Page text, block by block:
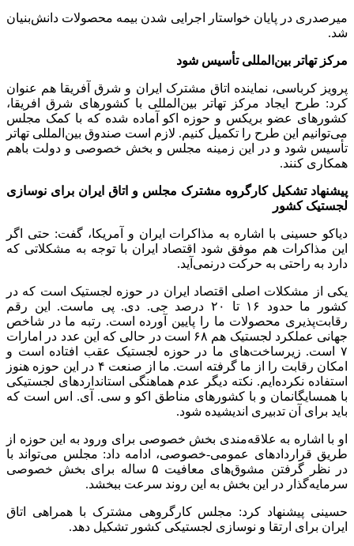
میرصدری در پایان خواستار اجرایی شدن بیمه محصولات دانش‌بنیان
شد.
مرکز تهاتر بین‌المللی تأسیس شود
پرویز کرباسی، نماینده اتاق مشترک ایران و شرق آفریقا هم عنوان
کرد: طرح ایجاد مرکز تهاتر بین‌المللی با کشور‌های شرق افریقا،
کشور‌های عضو بریکس و حوزه اکو آماده شده که با کمک مجلس
می‌توانیم این طرح را تکمیل کنیم. لازم است صندوق بین‌المللی تهاتر
تأسیس شود و در این زمینه مجلس و بخش خصوصی و دولت باهم
همکاری کنند.
پیشنهاد تشکیل کارگروه مشترک مجلس و اتاق ایران برای نوسازی
لجستیک کشور
دیاکو حسینی با اشاره به مذاکرات ایران و آمریکا، گفت: حتی اگر
این مذاکرات هم موفق شود اقتصاد ایران با توجه به مشکلاتی که
دارد به راحتی به حرکت درنمی‌آید.
یکی از مشکلات اصلی اقتصاد ایران در حوزه لجستیک است که در
کشور ما حدود ۱۶ تا ۲۰ درصد جی. دی. پی ماست. این رقم
رقابت‌پذیری محصولات ما را پایین آورده است. رتبه ما در شاخص
جهانی عملکرد لجستیک هم ۶۸ است در حالی که این عدد در امارات
۷ است. زیرساخت‌های ما در حوزه لجستیک عقب افتاده است و
امکان رقابت را از ما گرفته است. ما از صنعت ۴ در این حوزه هنوز
استفاده نکرده‌ایم. نکته دیگر عدم هماهنگی استاندارد‌های لجستیکی
با همسایگانمان و با کشور‌های مناطق اکو و سی. آی. اس است که
باید برای آن تدبیری اندیشیده شود.
او با اشاره به علاقه‌مندی بخش خصوصی برای ورود به این حوزه از
طریق قرارداد‌های عمومی-خصوصی، ادامه داد: مجلس می‌تواند با
در نظر گرفتن مشوق‌های معافیت ۵ ساله برای بخش خصوصی
سرمایه‌گذار در این بخش به این روند سرعت ببخشد.
حسینی پیشنهاد کرد: مجلس کارگروهی مشترک با همراهی اتاق
ایران برای ارتقا و نوسازی لجستیکی کشور تشکیل دهد.